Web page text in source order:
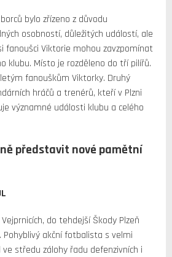
bylo zřízeno z důvodu
osobností, důležitých událostí, ale
fanoušci Viktorie mohou zavzpomínat
klubu. Místo je rozděleno do tří pilířů.
fanouškům Viktorky. Druhý
hráčů a trenérů, kteří v Plzni
významné události klubu a celého
představit nové pamětní
do tehdejší Škody Plzeň
Pohyblivý akční fotbalista s velmi
středu zálohy řadu defenzivních i